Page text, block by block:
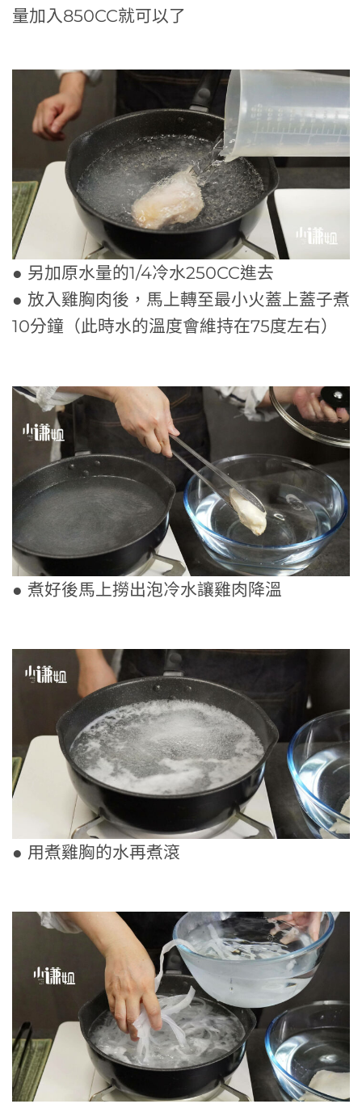
量加入850CC就可以了
● 另加原水量的1/4冷水250CC進去
● 放入雞胸肉後，馬上轉至最小火蓋上蓋子煮
10分鐘（此時水的溫度會維持在75度左右）
● 煮好後馬上撈出泡冷水讓雞肉降溫
● 用煮雞胸的水再煮滾